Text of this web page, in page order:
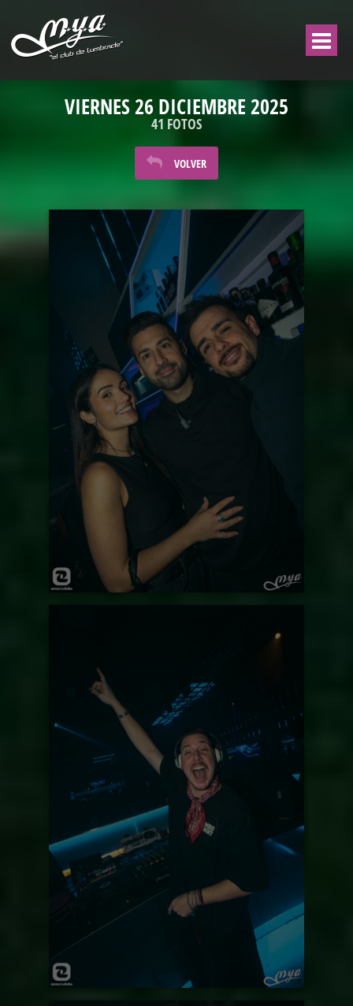
VIERNES 26 DICIEMBRE 2025
41 FOTOS
VOLVER